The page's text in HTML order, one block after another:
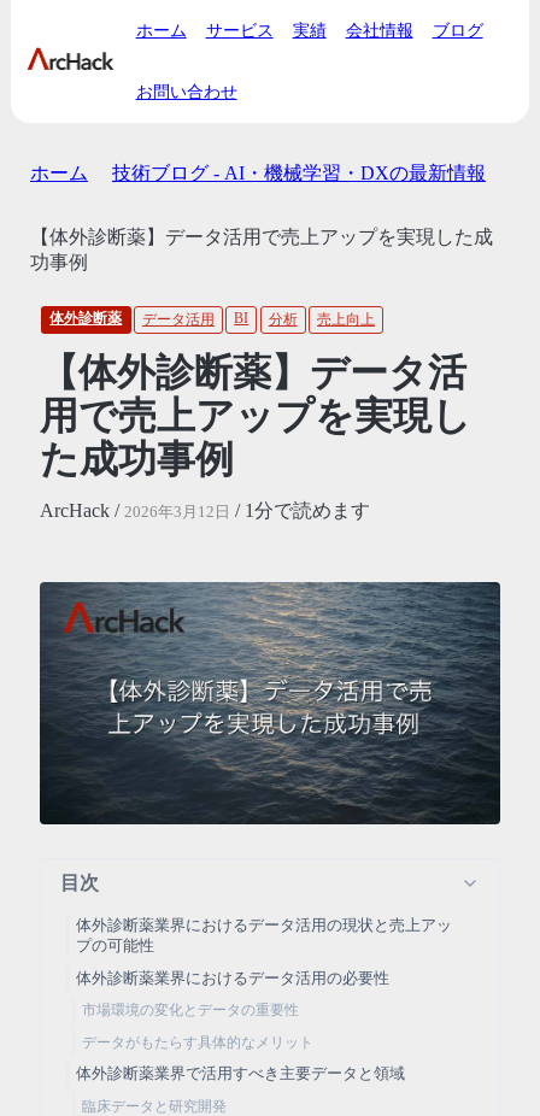
ホーム サービス 実績 会社情報 ブログ
お問い合わせ
ホーム 技術ブログ - AI・機械学習・DXの最新情報
【体外診断薬】データ活用で売上アップを実現した成
功事例
体外診断薬 データ活用 BI 分析 売上向上
【体外診断薬】データ活
用で売上アップを実現し
た成功事例
ArcHack / 2026年3月12日 / 1分で読めます
目次
体外診断薬業界におけるデータ活用の現状と売上アッ
プの可能性
体外診断薬業界におけるデータ活用の必要性
市場環境の変化とデータの重要性
データがもたらす具体的なメリット
体外診断薬業界で活用すべき主要データと領域
臨床データと研究開発